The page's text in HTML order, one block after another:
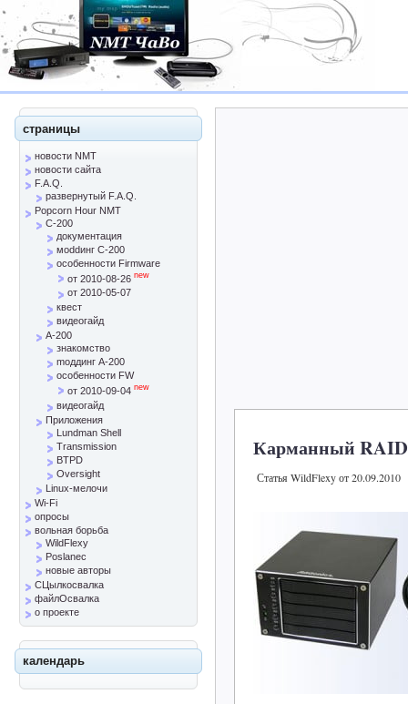
Карманный RAID
Статья WildFlexy от 20.09.2010
страницы
новости NMT
новости сайта
F.A.Q.
развернутый F.A.Q.
Popcorn Hour NMT
C-200
документация
моddинг C-200
особенности Firmware
от 2010-08-26 new
от 2010-05-07
квест
видеогайд
A-200
знакомство
mоддинг A-200
особенности FW
от 2010-09-04 new
видеогайд
Приложения
Lundman Shell
Transmission
BTPD
Oversight
Linux-мелочи
Wi-Fi
опросы
вольная борьба
WildFlexy
Poslanec
новые авторы
СЦылкосвалка
файлОсвалка
о проекте
календарь